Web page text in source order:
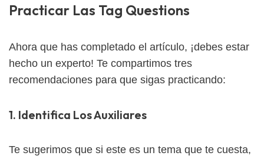
Practicar Las Tag Questions
Ahora que has completado el artículo, ¡debes estar
hecho un experto! Te compartimos tres
recomendaciones para que sigas practicando:
1. Identifica Los Auxiliares
Te sugerimos que si este es un tema que te cuesta,